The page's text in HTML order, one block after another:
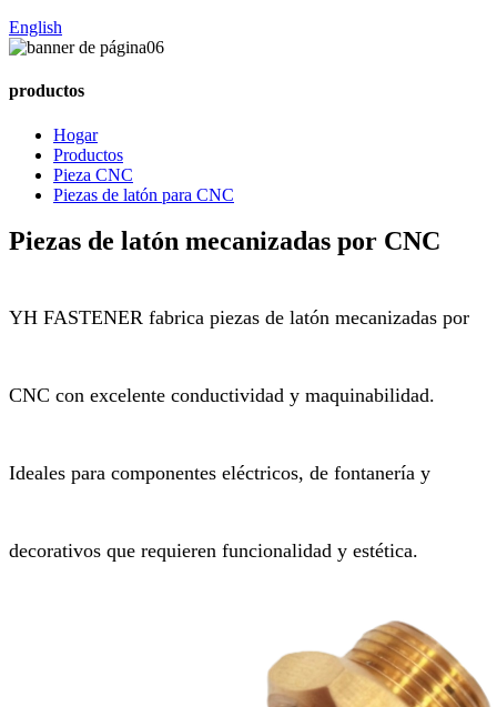
English
productos
Hogar
Productos
Pieza CNC
Piezas de latón para CNC
Piezas de latón mecanizadas por CNC
YH FASTENER fabrica piezas de latón mecanizadas por
CNC con excelente conductividad y maquinabilidad.
Ideales para componentes eléctricos, de fontanería y
decorativos que requieren funcionalidad y estética.